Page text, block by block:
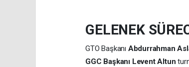
GELENEK
GTO Başkanı Abdurrahman
GGC Başkanı Levent Altun